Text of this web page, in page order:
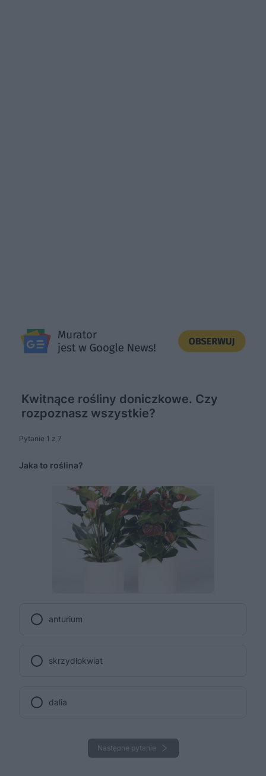
Kwitnące rośliny doniczkowe. Czy
rozpoznasz wszystkie?
Pytanie 1 z 7
Jaka to roślina?
anturium
skrzydłokwiat
dalia
Następne pytanie